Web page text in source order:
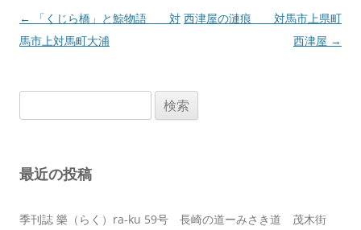
投
稿
ョ
←
「くじら橋」と鯨物語 対
馬市上対馬町大浦
西津屋の漣痕 対馬市上県町
西津屋 →
索:
最近の投稿
季刊誌 樂（らく）ra-ku 59号 長崎の道ーみさき道 茂木街